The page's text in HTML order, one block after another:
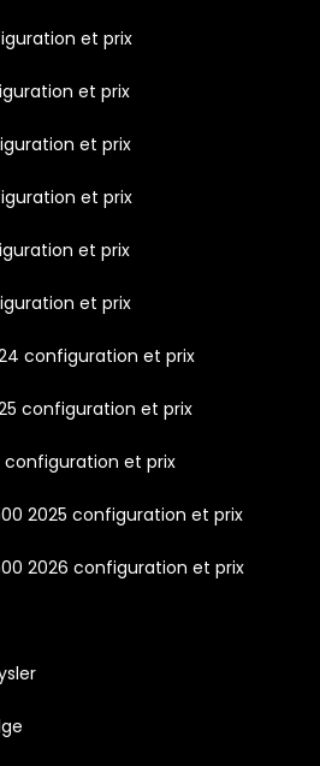
et prix
et prix
et prix
et prix
et prix
et prix
configuration et prix
configuration et prix
configuration et prix
2025 configuration et prix
2026 configuration et prix